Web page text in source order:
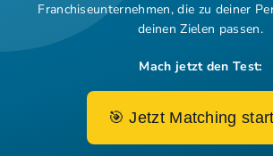
Franchiseunternehmen, die zu deiner
deinen Zielen passen.
Mach jetzt den Test:
🎯 Jetzt Matching